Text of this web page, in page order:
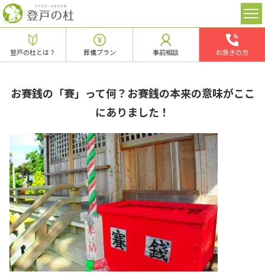
登戸の杜とは？ 葬儀プラン 事前相談 お急ぎの方
お賽銭の「賽」って何？お賽銭の本来の意味がここ
にありました！